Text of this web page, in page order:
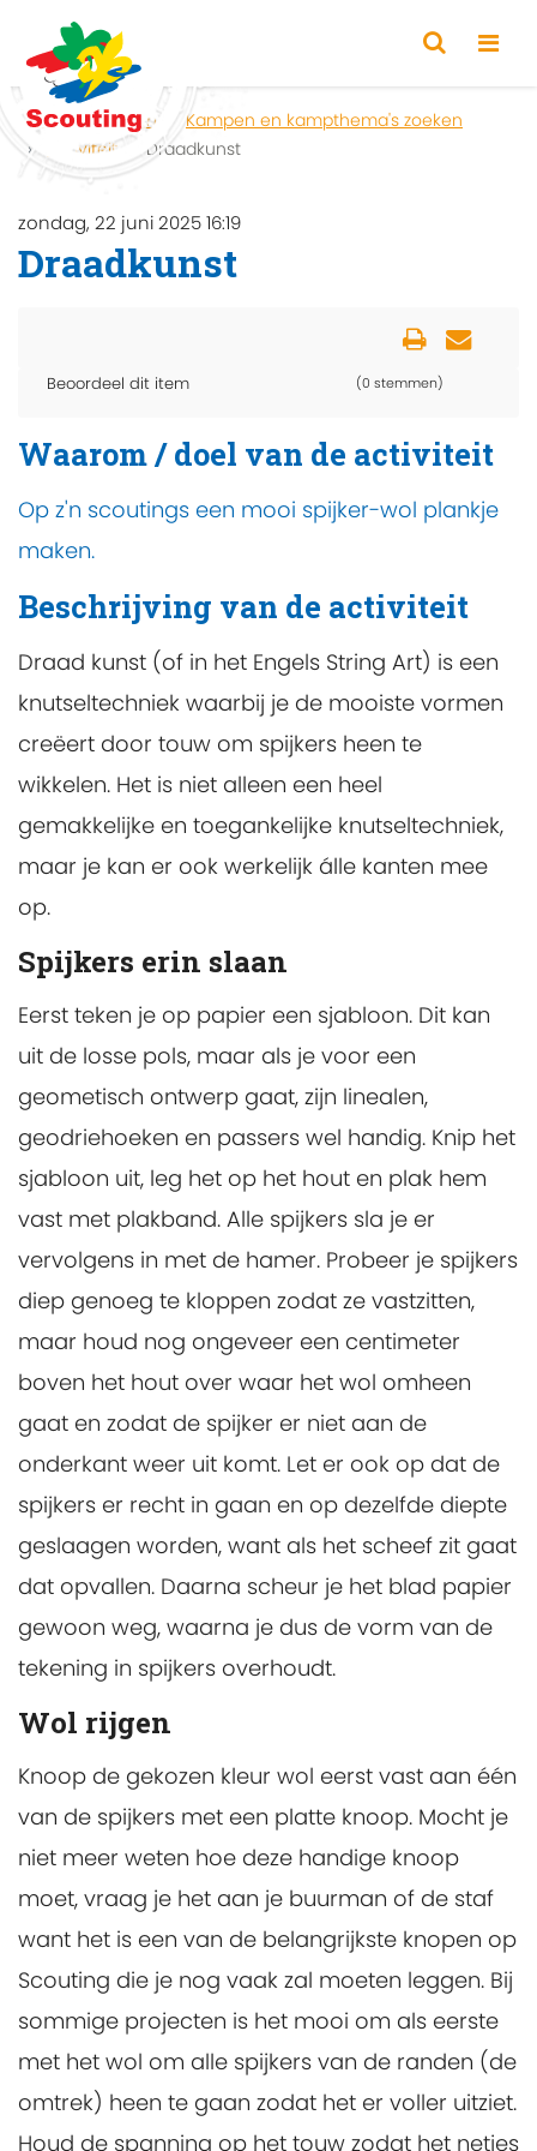
Home Zoeken
Kampen en kampthema's zoeken
Activiteit
Draadkunst
zondag, 22 juni 2025 16:19
Draadkunst
Beoordeel dit item (0 stemmen)
Waarom / doel van de activiteit
Op z'n scoutings een mooi spijker-wol plankje
maken.
Beschrijving van de activiteit
Draad kunst (of in het Engels String Art) is een
knutseltechniek waarbij je de mooiste vormen
creëert door touw om spijkers heen te
wikkelen. Het is niet alleen een heel
gemakkelijke en toegankelijke knutseltechniek,
maar je kan er ook werkelijk álle kanten mee
op.
Spijkers erin slaan
Eerst teken je op papier een sjabloon. Dit kan
uit de losse pols, maar als je voor een
geometisch ontwerp gaat, zijn linealen,
geodriehoeken en passers wel handig. Knip het
sjabloon uit, leg het op het hout en plak hem
vast met plakband. Alle spijkers sla je er
vervolgens in met de hamer. Probeer je spijkers
diep genoeg te kloppen zodat ze vastzitten,
maar houd nog ongeveer een centimeter
boven het hout over waar het wol omheen
gaat en zodat de spijker er niet aan de
onderkant weer uit komt. Let er ook op dat de
spijkers er recht in gaan en op dezelfde diepte
geslaagen worden, want als het scheef zit gaat
dat opvallen. Daarna scheur je het blad papier
gewoon weg, waarna je dus de vorm van de
tekening in spijkers overhoudt.
Wol rijgen
Knoop de gekozen kleur wol eerst vast aan één
van de spijkers met een platte knoop. Mocht je
niet meer weten hoe deze handige knoop
moet, vraag je het aan je buurman of de staf
want het is een van de belangrijkste knopen op
Scouting die je nog vaak zal moeten leggen. Bij
sommige projecten is het mooi om als eerste
met het wol om alle spijkers van de randen (de
omtrek) heen te gaan zodat het er voller uitziet.
Houd de spanning op het touw zodat het netjes